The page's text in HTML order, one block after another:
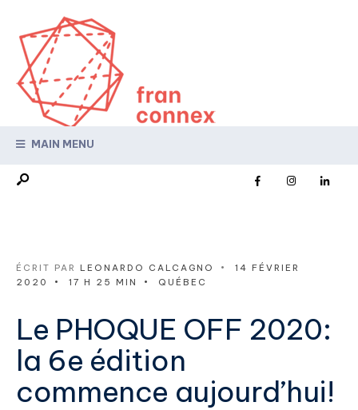
MAIN MENU
ÉCRIT PAR LEONARDO CALCAGNO •
14 FÉVRIER
2020
• 17 H 25 MIN • QUÉBEC
Le PHOQUE OFF 2020:
la 6e édition
commence aujourd’hui!